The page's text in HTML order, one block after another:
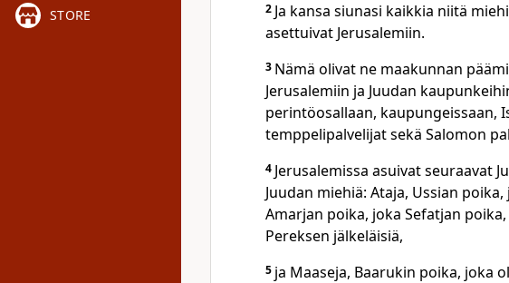
STORE 2 Ja kansa siunasi kaikkia niitä
asettuivat Jerusalemiin.
3 Nämä olivat ne maakunnan
Jerusalemiin ja Juudan
perintöosallaan, kaupungeissaan,
temppelipalvelijat sekä Salomon
4 Jerusalemissa asuivat seuraavat
Juudan miehiä: Ataja, Ussian
Amarjan poika, joka Sefatjan
Pereksen jälkeläisiä,
5 ja Maaseja, Baarukin poika, joka